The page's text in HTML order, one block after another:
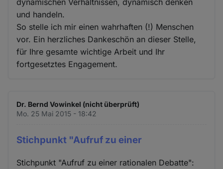
und handeln.
So stelle ich mir einen wahrhaften (!) Menschen
vor. Ein herzliches Dankeschön an dieser Stelle,
für Ihre gesamte wichtige Arbeit und Ihr
fortgesetztes Engagement.
Dr. Bernd Vowinkel (nicht überprüft)
Mo. 25 Mai 2015 - 18:42
Stichpunkt "Aufruf zu einer
Stichpunkt "Aufruf zu einer rationalen Debatte":